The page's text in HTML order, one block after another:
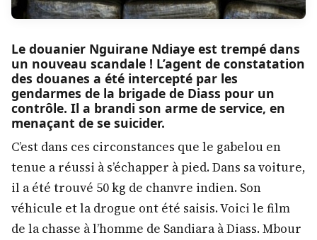
Le douanier Nguirane Ndiaye est trempé dans
un nouveau scandale ! L’agent de constatation
des douanes a été intercepté par les
gendarmes de la brigade de Diass pour un
contrôle. Il a brandi son arme de service, en
menaçant de se suicider.
C’est dans ces circonstances que le gabelou en
tenue a réussi à s’échapper à pied. Dans sa voiture,
il a été trouvé 50 kg de chanvre indien. Son
véhicule et la drogue ont été saisis. Voici le film
de la chasse à l’homme de Sandiara à Diass. Mbour